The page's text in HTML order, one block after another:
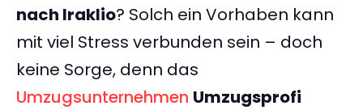
nach Iraklio? Solch ein Vorhaben kann
mit viel Stress verbunden sein – doch
keine Sorge, denn das
Umzugsunternehmen Umzugsprofi